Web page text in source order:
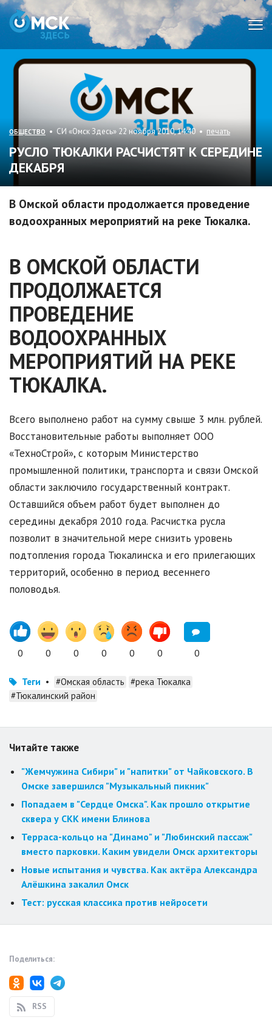
ОБЩЕСТВО • СИ «Омск Здесь» 22 ноября 2010, 14:40 • печать
РУСЛО ТЮКАЛКИ РАСЧИСТЯТ К СЕРЕДИНЕ
ДЕКАБРЯ
В Омской области продолжается проведение
водоохранных мероприятий на реке Тюкалка.
В ОМСКОЙ ОБЛАСТИ
ПРОДОЛЖАЕТСЯ
ПРОВЕДЕНИЕ
ВОДООХРАННЫХ
МЕРОПРИЯТИЙ НА РЕКЕ
ТЮКАЛКА.
Всего выполнено работ на сумму свыше 3 млн. рублей.
Восстановительные работы выполняет ООО
«ТехноСтрой», с которым Министерство
промышленной политики, транспорта и связи Омской
области заключило государственный контракт.
Оставшийся объем работ будет выполнен до
середины декабря 2010 года. Расчистка русла
позволит в значительной мере снизить уровень
подтопления города Тюкалинска и его прилегающих
территорий, особенно в период весеннего
половодья.
0 0 0 0 0 0 0
Теги • #Омская область #река Тюкалка
#Тюкалинский район
Читайте также
"Жемчужина Сибири" и "напитки" от Чайковского. В
Омске завершился "Музыкальный пикник"
Попадаем в "Сердце Омска". Как прошло открытие
сквера у СКК имени Блинова
Терраса-кольцо на "Динамо" и "Любинский пассаж"
вместо парковки. Каким увидели Омск архитекторы
Новые испытания и чувства. Как актёра Александра
Алёшкина закалил Омск
Тест: русская классика против нейросети
Поделиться:
RSS